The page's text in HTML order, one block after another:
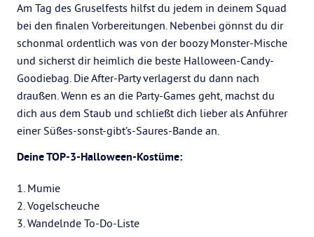
Am Tag des Gruselfests hilfst du jedem in deinem Squad
bei den finalen Vorbereitungen. Nebenbei gönnst du dir
schonmal ordentlich was von der boozy Monster-Mische
und sicherst dir heimlich die beste Halloween-Candy-
Goodiebag. Die After-Party verlagerst du dann nach
draußen. Wenn es an die Party-Games geht, machst du
dich aus dem Staub und schließt dich lieber als Anführer
einer Süßes-sonst-gibt’s-Saures-Bande an.
Deine TOP-3-Halloween-Kostüme:
1. Mumie
2. Vogelscheuche
3. Wandelnde To-Do-Liste